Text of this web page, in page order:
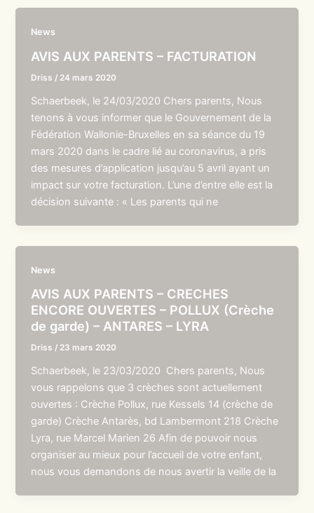
News
AVIS AUX PARENTS – FACTURATION
Driss / 24 mars 2020
Schaerbeek, le 24/03/2020 Chers parents, Nous
tenons à vous informer que le Gouvernement de la
Fédération Wallonie-Bruxelles en sa séance du 19
mars 2020 dans le cadre lié au coronavirus, a pris
des mesures d’application jusqu’au 5 avril ayant un
impact sur votre facturation. L’une d’entre elle est la
décision suivante : « Les parents qui ne
News
AVIS AUX PARENTS – CRECHES
ENCORE OUVERTES – POLLUX (Crèche
de garde) – ANTARES – LYRA
Driss / 23 mars 2020
Schaerbeek, le 23/03/2020 Chers parents, Nous
vous rappelons que 3 crèches sont actuellement
ouvertes : Crèche Pollux, rue Kessels 14 (crèche de
garde) Crèche Antarès, bd Lambermont 218 Crèche
Lyra, rue Marcel Marien 26 Afin de pouvoir nous
organiser au mieux pour l’accueil de votre enfant,
nous vous demandons de nous avertir la veille de la